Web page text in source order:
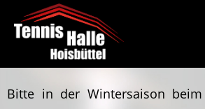
Bitte in der Wintersaison